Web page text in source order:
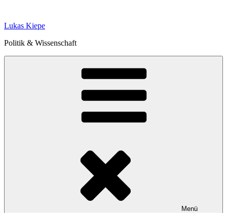
springen
Lukas Kiepe
Politik & Wissenschaft
Menü